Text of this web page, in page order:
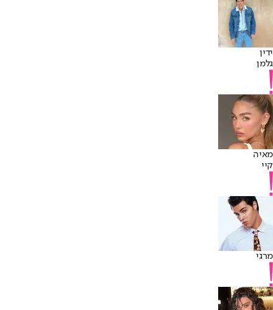
ידין
גלמן
מאיה
קיי
מרגי